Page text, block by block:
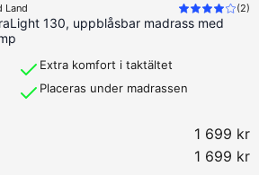
Land (2)
130, uppblåsbar madrass med
Extra komfort i taktältet
Placeras under madrassen
1 699 kr
1 699 kr